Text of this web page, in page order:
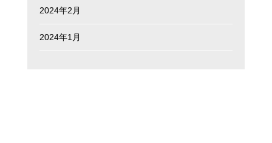
2024年2月
2024年1月